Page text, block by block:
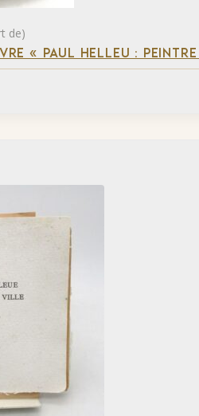
de)
« PAUL HELLEU :